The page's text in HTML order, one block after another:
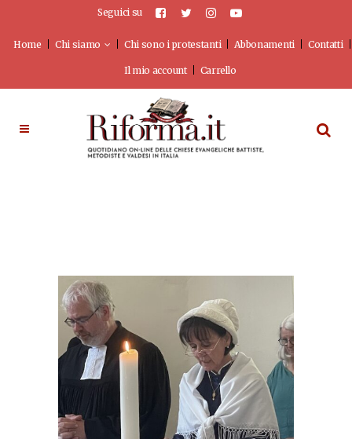
Seguici su
Home Chi siamo Chi sono i protestanti Abbonamenti Contatti
Il mio account Carrello